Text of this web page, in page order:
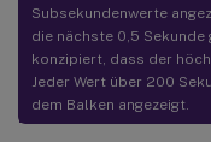
Subsekundenwerte
die nächste 0,5 Sekunde
konzipiert, dass der
Jeder Wert über 200
dem Balken angezeigt.